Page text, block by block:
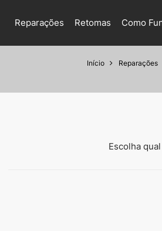
Reparações Retomas Como
Início Reparações
Escolha